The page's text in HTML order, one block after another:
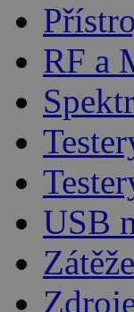
RF a
USB
Zátěže